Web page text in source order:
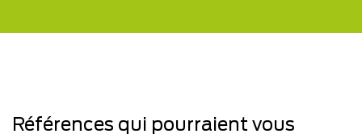
Références qui pourraient vous